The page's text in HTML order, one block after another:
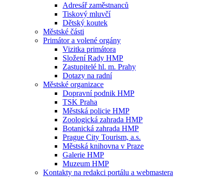
Adresář zaměstnanců
Tiskový mluvčí
Dětský koutek
Městské části
Primátor a volené orgány
Vizitka primátora
Složení Rady HMP
Zastupitelé hl. m. Prahy
Dotazy na radní
Městské organizace
Dopravní podnik HMP
TSK Praha
Městská policie HMP
Zoologická zahrada HMP
Botanická zahrada HMP
Prague City Tourism, a.s.
Městská knihovna v Praze
Galerie HMP
Muzeum HMP
Kontakty na redakci portálu a webmastera